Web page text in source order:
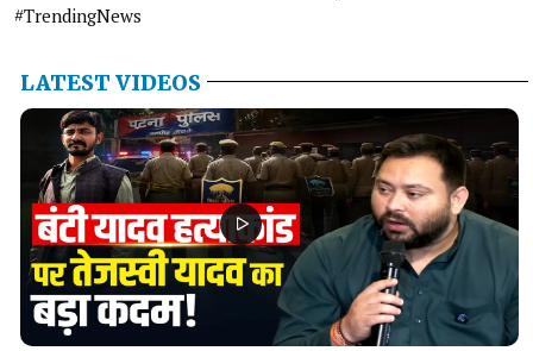
#TrendingNews
LATEST VIDEOS